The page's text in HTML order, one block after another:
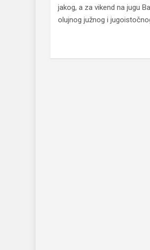
jakog, a za vikend na jugu
olujnog južnog i